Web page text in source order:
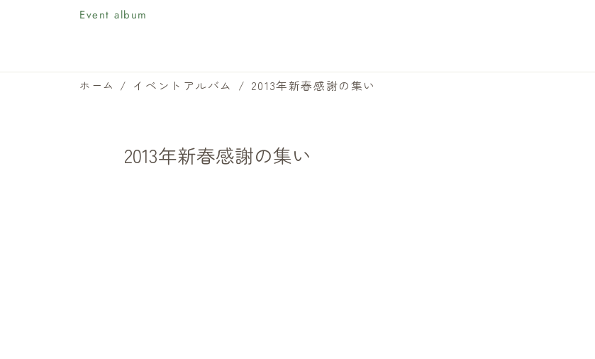
Event album
ホーム / イベントアルバム / 2013年新春感謝の集い
2013年新春感謝の集い